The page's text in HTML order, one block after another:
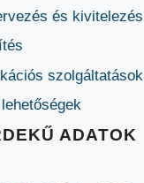
és kivitelezés
szolgáltatások
ADATOK